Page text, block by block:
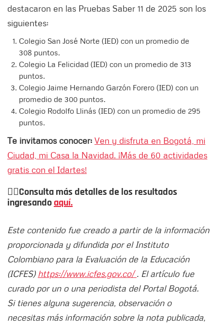
destacaron en las Pruebas Saber 11 de 2025 son los
siguientes:
Colegio San José Norte (IED) con un promedio de
308 puntos.
Colegio La Felicidad (IED) con un promedio de 313
puntos.
Colegio Jaime Hernando Garzón Forero (IED) con un
promedio de 300 puntos.
Colegio Rodolfo Llinás (IED) con un promedio de 295
puntos.
Te invitamos conocer: Ven y disfruta en Bogotá, mi
Ciudad, mi Casa la Navidad. ¡Más de 60 actividades
gratis con el Idartes!
👉🏻Consulta más detalles de los resultados
ingresandoaquí.
Este contenido fue creado a partir de la información
proporcionada y difundida por el Instituto
Colombiano para la Evaluación de la Educación
(ICFES) https://www.icfes.gov.co/. El artículo fue
curado por un o una periodista del Portal Bogotá.
Si tienes alguna sugerencia, observación o
necesitas más información sobre la nota publicada,